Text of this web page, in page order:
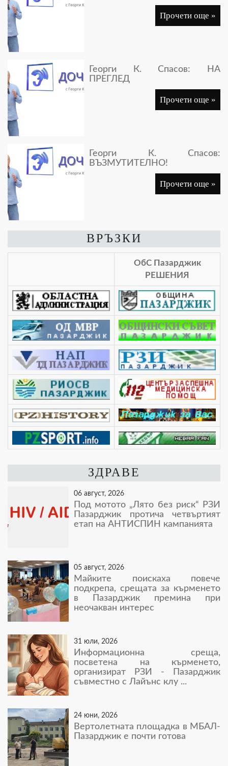
Прочети още »
Георги К. Спасов: НА
ПРЕГЛЕД
Прочети още »
Георги К. Спасов:
ВЪЗМУТИТЕЛНО!
Прочети още »
ВРЪЗКИ
ОбС Пазарджик
РЕШЕНИЯ
ЗДРАВЕ
06 август, 2026
Под мотото „Лято без риск“ РЗИ
Пазарджик протича четвъртият
етап на АНТИСПИН кампанията
05 август, 2026
Майките поискаха повече
подкрепа, срещата за кърменето
в Пазарджик премина при
неочакван интерес
31 юли, 2026
Информационна среща,
посветена на кърменето,
организират РЗИ - Пазарджик
съвместно с Лайънс клу ...
24 юни, 2026
Вертолетната площадка в МБАЛ-
Пазарджик е почти готова